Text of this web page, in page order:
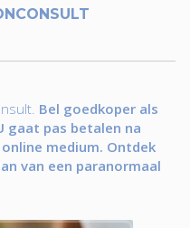
Bel goedkoper als
gaat pas betalen na
medium. Ontdek
van een paranormaal